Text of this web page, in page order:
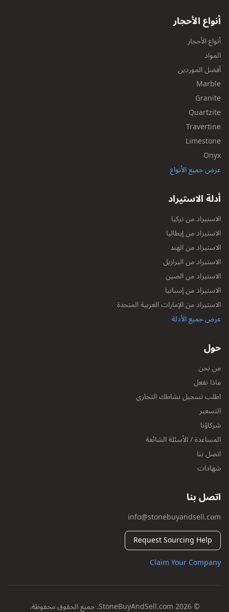
أنواع الأحجار
أنواع الأحجار
المواد
أفضل الموردين
Marble
Granite
Quartzite
Travertine
Limestone
Onyx
عرض جميع الأنواع
أدلة الاستيراد
الاستيراد من تركيا
الاستيراد من إيطاليا
الاستيراد من الهند
الاستيراد من البرازيل
الاستيراد من الصين
الاستيراد من إسبانيا
الاستيراد من الإمارات العربية المتحدة
عرض جميع الأدلة
حول
من نحن
ماذا نفعل
اطلب تسجيل نشاطك التجاري
التسعير
شركاؤنا
المساعدة / الأسئلة الشائعة
اتصل بنا
شهادات
اتصل بنا
info@stonebuyandsell.com
Request Sourcing Help
Claim Your Company
© 2026 StoneBuyAndSell.com. جميع الحقوق محفوظة.